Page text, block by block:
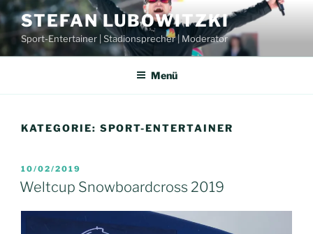
Zum
Inhalt
springen
STEFAN LUBOWITZKI
Sport-Entertainer | Stadionsprecher | Moderator
Menü
KATEGORIE: SPORT-ENTERTAINER
VERÖFFENTLICHT
AM
10/02/2019
Weltcup Snowboardcross 2019